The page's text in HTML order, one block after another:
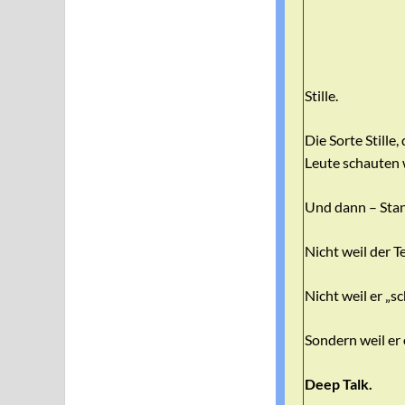
Stille.
Die Sorte Stille,
Leute schauten
Und dann –
Nicht weil der
Nicht weil er
Sondern weil er
Deep Talk.